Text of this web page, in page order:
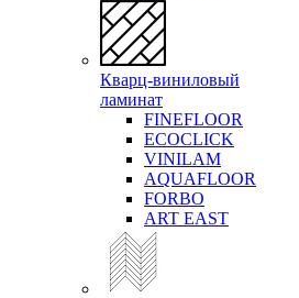
Кварц-виниловый
ламинат
FINEFLOOR
ECOCLICK
VINILAM
AQUAFLOOR
FORBO
ART EAST